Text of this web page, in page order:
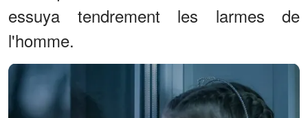
essuya tendrement les larmes de
l'homme.